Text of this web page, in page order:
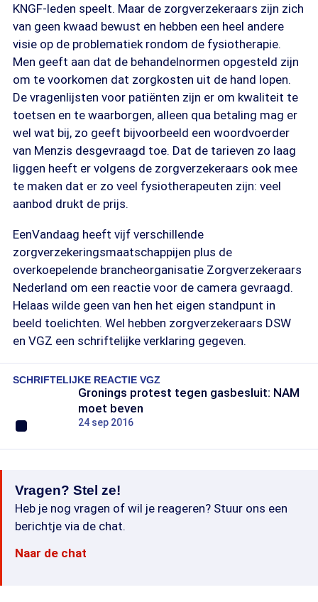
KNGF-leden speelt. Maar de zorgverzekeraars zijn zich
van geen kwaad bewust en hebben een heel andere
visie op de problematiek rondom de fysiotherapie.
Men geeft aan dat de behandelnormen opgesteld zijn
om te voorkomen dat zorgkosten uit de hand lopen.
De vragenlijsten voor patiënten zijn er om kwaliteit te
toetsen en te waarborgen, alleen qua betaling mag er
wel wat bij, zo geeft bijvoorbeeld een woordvoerder
van Menzis desgevraagd toe. Dat de tarieven zo laag
liggen heeft er volgens de zorgverzekeraars ook mee
te maken dat er zo veel fysiotherapeuten zijn: veel
aanbod drukt de prijs.
EenVandaag heeft vijf verschillende
zorgverzekeringsmaatschappijen plus de
overkoepelende brancheorganisatie Zorgverzekeraars
Nederland om een reactie voor de camera gevraagd.
Helaas wilde geen van hen het eigen standpunt in
beeld toelichten. Wel hebben zorgverzekeraars DSW
en VGZ een schriftelijke verklaring gegeven.
SCHRIFTELIJKE REACTIE VGZ
Gronings protest tegen gasbesluit: NAM
moet beven
24 sep 2016
Vragen? Stel ze!
Heb je nog vragen of wil je reageren? Stuur ons een
berichtje via de chat.
Naar de chat